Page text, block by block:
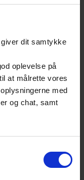
dit samtykke
oplevelse på
at målrette vores
med
og chat, samt